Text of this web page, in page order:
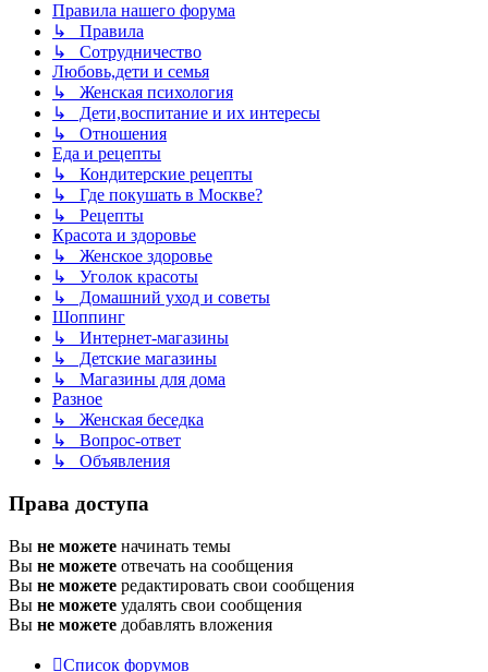
Правила нашего форума
↳ Правила
↳ Сотрудничество
Любовь,дети и семья
↳ Женская психология
↳ Дети,воспитание и их интересы
↳ Отношения
Еда и рецепты
↳ Кондитерские рецепты
↳ Где покушать в Москве?
↳ Рецепты
Красота и здоровье
↳ Женское здоровье
↳ Уголок красоты
↳ Домашний уход и советы
Шоппинг
↳ Интернет-магазины
↳ Детские магазины
↳ Магазины для дома
Разное
↳ Женская беседка
↳ Вопрос-ответ
↳ Объявления
Права доступа
Вы не можете начинать темы
Вы не можете отвечать на сообщения
Вы не можете редактировать свои сообщения
Вы не можете удалять свои сообщения
Вы не можете добавлять вложения
Список форумов